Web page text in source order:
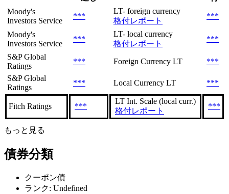
Moody's
Investors Service
***
LT- foreign currency
格付レポート
***
Moody's
Investors Service
***
LT- local currency
格付レポート
***
S&P Global
Ratings
*** Foreign Currency LT
***
S&P Global
Ratings
*** Local Currency LT ***
Fitch Ratings ***
LT Int. Scale (local curr.)
格付レポート
***
もっと見る
債券分類
クーポン債
ランク: Undefined